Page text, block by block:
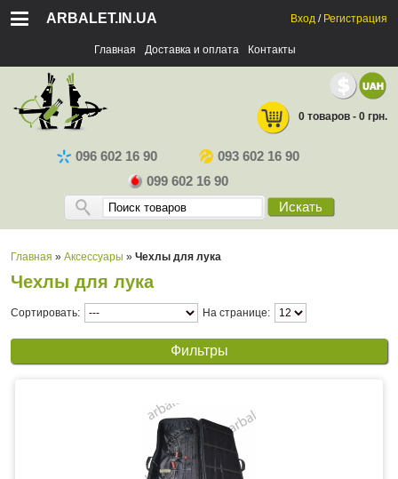
ARBALET.IN.UA
Главная Доставка и оплата Контакты
Вход / Регистрация
096 602 16 90
093 602 16 90
099 602 16 90
Искать
0 товаров - 0 грн.
Главная » Аксессуары » Чехлы для лука
Чехлы для лука
Сортировать: На странице:
Фильтры